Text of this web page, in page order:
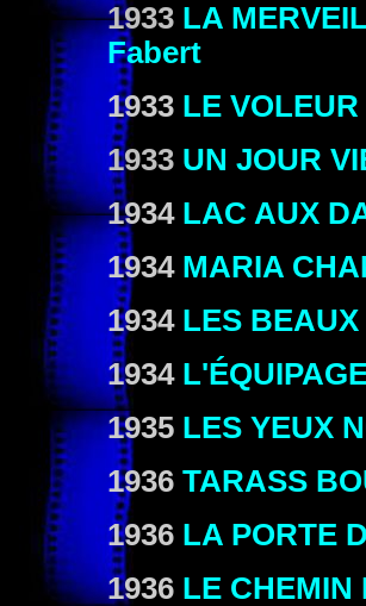
1933 LA
Fabert
1933 LE VOLEUR
1933 UN JOUR
1934LAC AUX
1934 MARIA
1934 LES
1934
1935 LES YEUX
1936 TARASS
1936 LA PORTE
1936 LE CHEMIN